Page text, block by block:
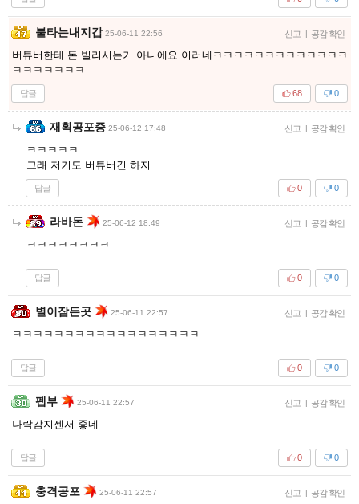
불타는내지갑 25-06-11 22:56 신고 | 공감 확인
버튜버한테 돈 빌리시는거 아니에요 이러네ㅋㅋㅋㅋㅋㅋㅋㅋㅋㅋㅋㅋㅋ
ㅋㅋㅋㅋㅋㅋㅋ
답글 0
68
재획공포증 25-06-12 17:48 신고 | 공감 확인
ㅋㅋㅋㅋㅋ
그래 저거도 버튜버긴 하지
답글 0
0
라바돈 25-06-12 18:49 신고 | 공감 확인
ㅋㅋㅋㅋㅋㅋㅋㅋ
답글 0
0
별이잠든곳 25-06-11 22:57 신고 | 공감 확인
ㅋㅋㅋㅋㅋㅋㅋㅋㅋㅋㅋㅋㅋㅋㅋㅋㅋㅋ
답글 0
0
펩부 25-06-11 22:57 신고 | 공감 확인
나락감지센서 좋네
답글 0
0
충격공포 25-06-11 22:57 신고 | 공감 확인